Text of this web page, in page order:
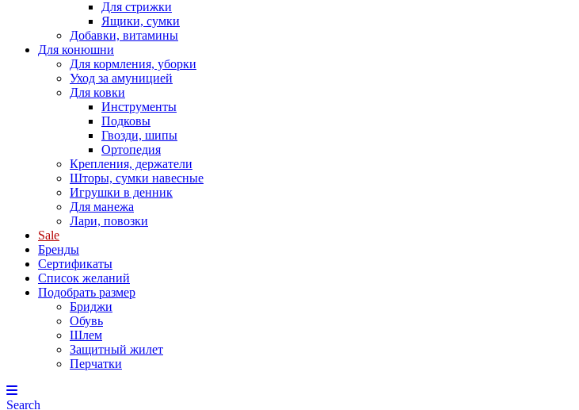
Для стрижки
Ящики, сумки
Добавки, витамины
Для конюшни
Для кормления, уборки
Уход за амуницией
Для ковки
Инструменты
Подковы
Гвозди, шипы
Ортопедия
Крепления, держатели
Шторы, сумки навесные
Игрушки в денник
Для манежа
Лари, повозки
Sale
Бренды
Сертификаты
Список желаний
Подобрать размер
Бриджи
Обувь
Шлем
Защитный жилет
Перчатки
Search